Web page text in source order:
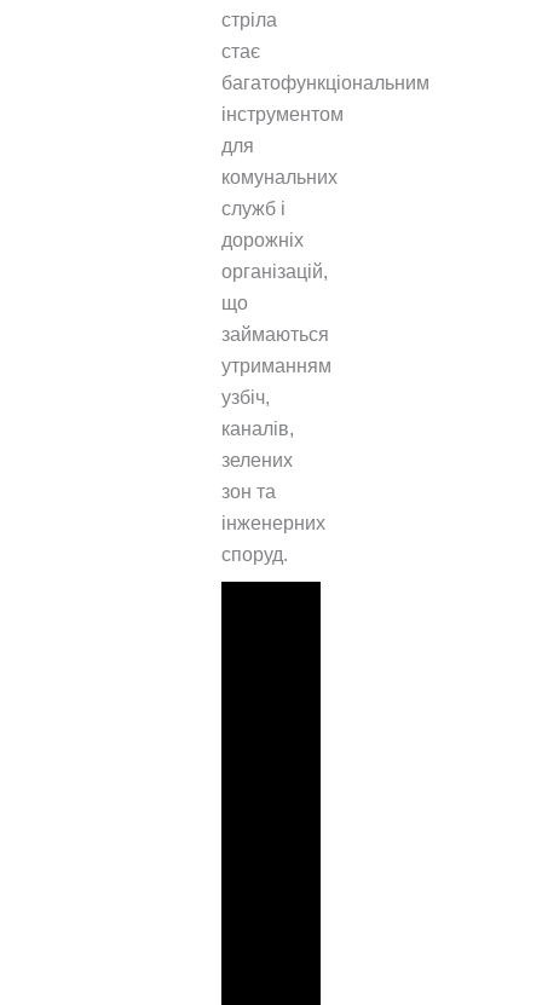
стріла
стає
багатофункціональним
інструментом
для
комунальних
служб і
дорожніх
організацій,
що
займаються
утриманням
узбіч,
каналів,
зелених
зон та
інженерних
споруд.